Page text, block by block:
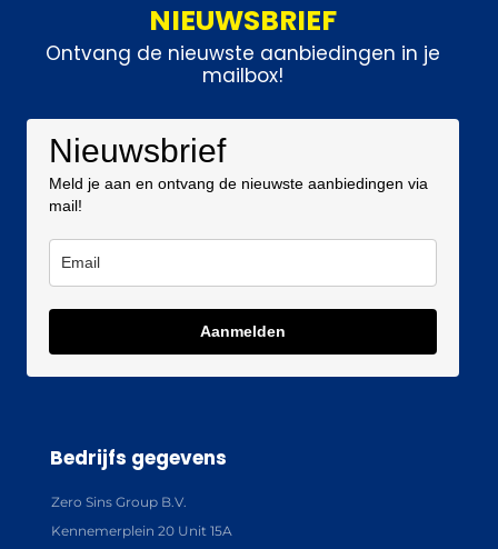
NIEUWSBRIEF
Ontvang de nieuwste aanbiedingen in je
mailbox!
Nieuwsbrief
Meld je aan en ontvang de nieuwste aanbiedingen via
mail!
Aanmelden
Bedrijfs gegevens
Zero Sins Group B.V.
Kennemerplein 20 Unit 15A